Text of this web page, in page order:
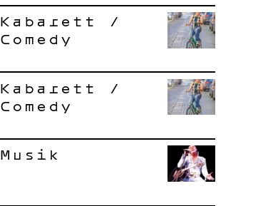
Kabarett /
Comedy
Kabarett /
Comedy
Musik